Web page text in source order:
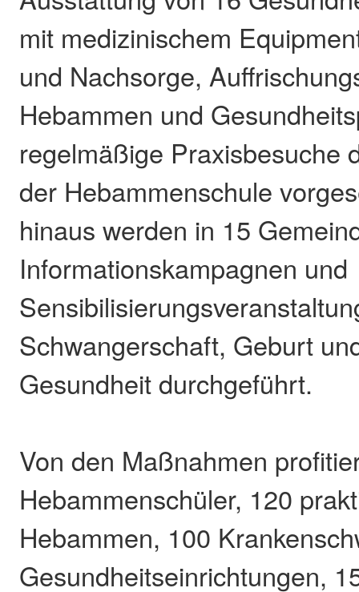
mit medizinischem
und Nachsorge,
Hebammen und
regelmäßige Praxisbesuche
der Hebammenschule
hinaus werden in 15
Informationskampagnen und
Schwangerschaft, Geburt
Gesundheit durchgeführt.
Von den Maßnahmen
Hebammenschüler, 120
Hebammen, 100
Gesundheitseinrichtungen,